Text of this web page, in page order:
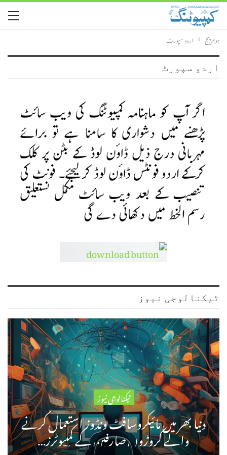
ہوم پیج اردو سپورٹ
اردو سپورٹ
ٹیکنالوجی نیوز
ٹیکنالوجی نیوز
دنیا بھر میں مائیکروسافٹ ونڈوز استعمال کرنے
والے کروڑوں صارفین کے کمپیوٹرز…